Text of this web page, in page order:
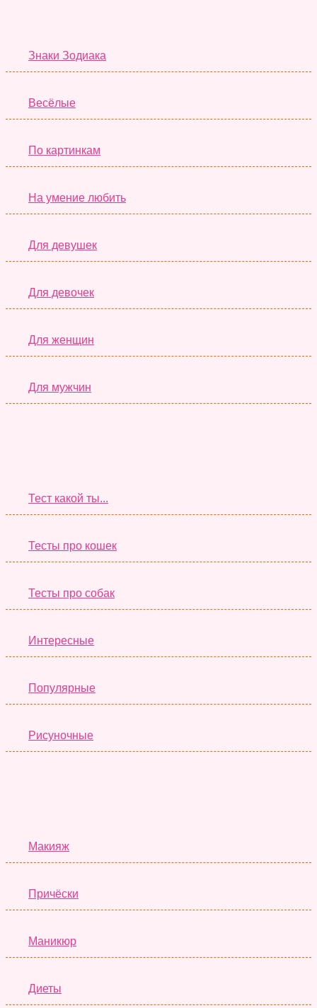
Знаки Зодиака
Весёлые
По картинкам
На умение любить
Для девушек
Для девочек
Для женщин
Для мужчин
Тест какой ты...
Тесты про кошек
Тесты про собак
Интересные
Популярные
Рисуночные
Макияж
Причёски
Маникюр
Диеты